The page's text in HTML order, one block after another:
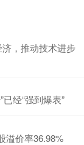
，推动技术进步
经“强到爆表”
溢价率36.98%